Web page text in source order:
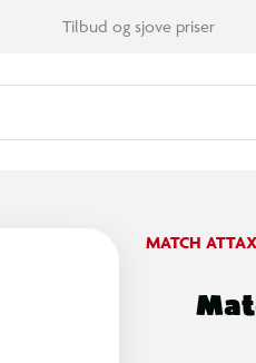
Tilbud og sjove priser
MATCH ATTAX